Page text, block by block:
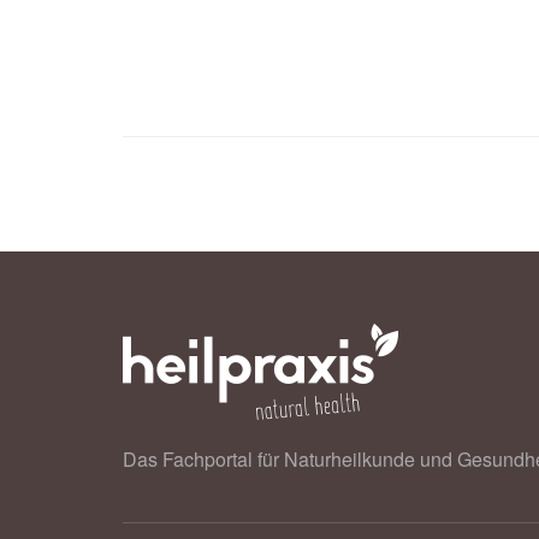
Johnson & Johnson: COVID-19
Das Fachportal für Naturheilkunde und